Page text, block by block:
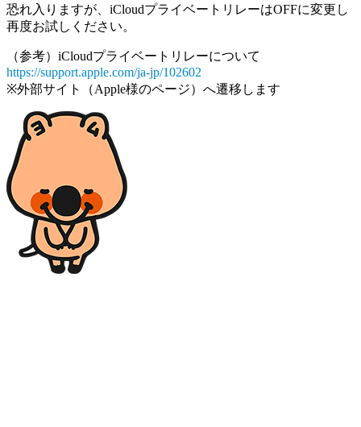
恐れ入りますが、iCloudプライベートリレーはOFFに変更し
再度お試しください。
（参考）iCloudプライベートリレーについて
https://support.apple.com/ja-jp/102602
※外部サイト（Apple様のページ）へ遷移します